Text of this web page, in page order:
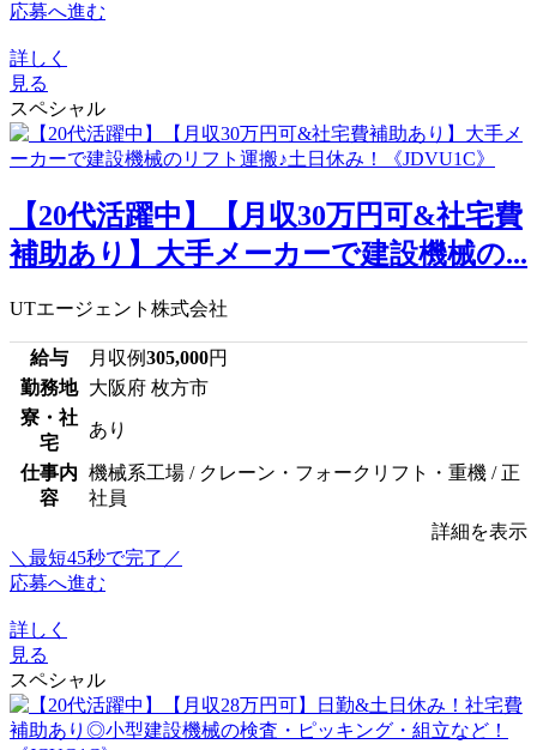
応募へ進む
詳しく
見る
スペシャル
【20代活躍中】【月収30万円可&社宅費
補助あり】大手メーカーで建設機械の...
UTエージェント株式会社
給与 月収例305,000円
勤務地
大阪府 枚方市
寮・社
宅
あり
仕事内
容
機械系工場 / クレーン・フォークリフト・重機 / 正
社員
詳細を表示
＼最短45秒で完了／
応募へ進む
詳しく
見る
スペシャル